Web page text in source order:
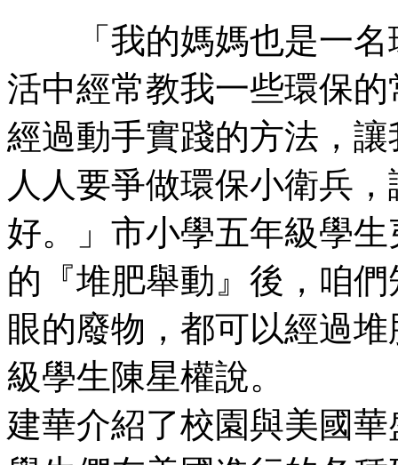
「我的媽媽也是一名
活中經常教我一些環保
經過動手實踐的方法，
人人要爭做環保小衛兵
好。」市小學五年
的『堆肥舉動』後，咱
眼的廢物，都可以經過
級學生陳星權說。
建華介紹了校園與美國